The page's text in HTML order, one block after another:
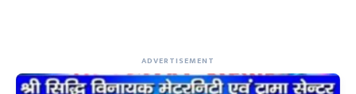
ADVERTISEMENT